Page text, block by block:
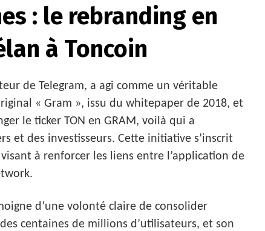
: le rebranding en
à Toncoin
de Telegram, a agi comme un véritable
« Gram », issu du whitepaper de 2018, et
le ticker TON en GRAM, voilà qui a
et des investisseurs. Cette initiative s’inscrit
à renforcer les liens entre l’application de
d’une volonté claire de consolider
centaines de millions d’utilisateurs, et son